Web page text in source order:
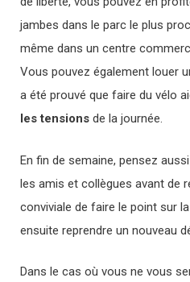
jambes dans le parc le plus
même dans un centre
Vous pouvez également louer
a été prouvé que faire du vélo
les tensions de la journée.
En fin de semaine, pensez
les amis et collègues avant de
conviviale de faire le point sur
ensuite reprendre un nouveau
Dans le cas où vous ne vous